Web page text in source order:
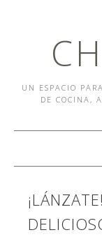
UN ESPACIO
DE COCINA,